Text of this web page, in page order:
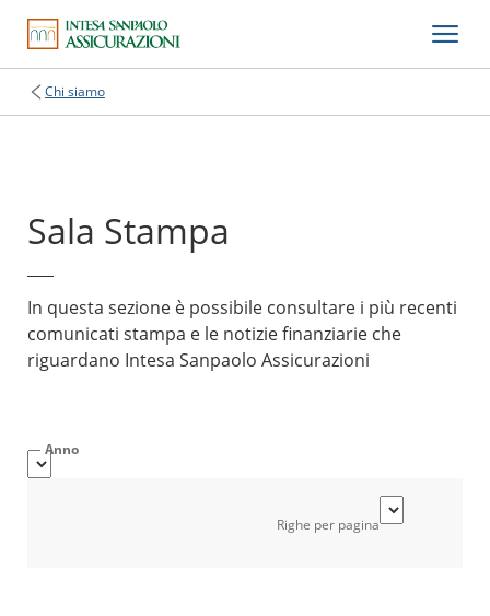
Chi siamo
Sala Stampa
In questa sezione è possibile consultare i più recenti
comunicati stampa e le notizie finanziarie che
riguardano Intesa Sanpaolo Assicurazioni
Anno
Righe per pagina